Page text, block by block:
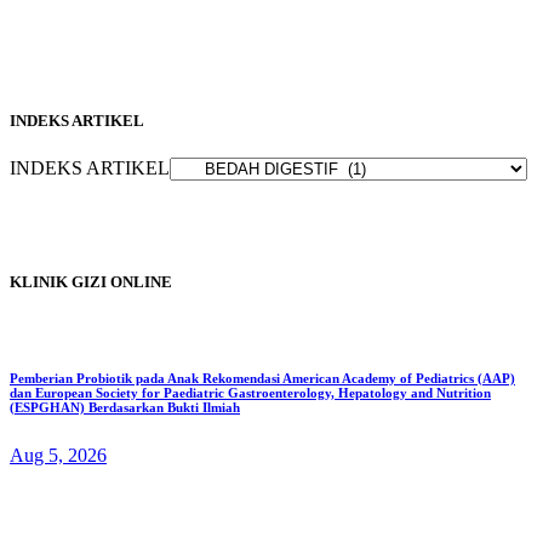
INDEKS ARTIKEL
INDEKS ARTIKEL
KLINIK GIZI ONLINE
Pemberian Probiotik pada Anak Rekomendasi American Academy of Pediatrics (AAP)
dan European Society for Paediatric Gastroenterology, Hepatology and Nutrition
(ESPGHAN) Berdasarkan Bukti Ilmiah
Aug 5, 2026